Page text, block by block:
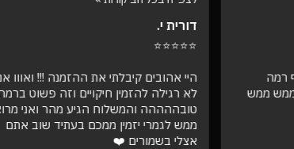
היי אהובים קיבלתי את ההזמנה !!! ואווו אני
לא רגילה להזמין חיקויים וזה פשוט ברמה
טובההההה והמשלוח הגיע מהר ואני מרוצה
ממש לגמרי יזמין ממכם בעתיד שוב אתם
אצלי בשמורים ❤️